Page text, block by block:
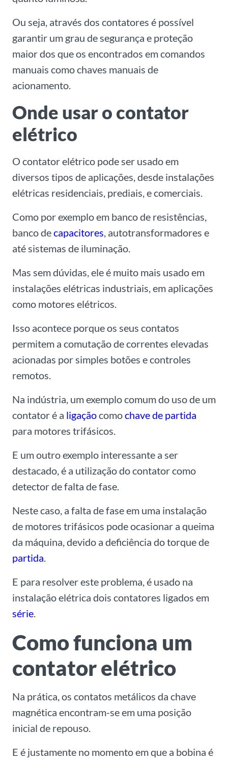
Ou seja, através dos contatores é possível
garantir um grau de segurança e proteção
maior dos que os encontrados em comandos
manuais como chaves manuais de
acionamento.
Onde usar o contator
elétrico
O contator elétrico pode ser usado em
diversos tipos de aplicações, desde instalações
elétricas residenciais, prediais, e comerciais.
Como por exemplo em banco de resistências,
banco decapacitores, autotransformadores e
até sistemas de iluminação.
Mas sem dúvidas, ele é muito mais usado em
instalações elétricas industriais, em aplicações
como motores elétricos.
Isso acontece porque os seus contatos
permitem a comutação de correntes elevadas
acionadas por simples botões e controles
remotos.
Na indústria, um exemplo comum do uso de um
contator é a ligaçãocomochave de partida
para motores trifásicos.
E um outro exemplo interessante a ser
destacado, é a utilização do contator como
detector de falta de fase.
Neste caso, a falta de fase em uma instalação
de motores trifásicos pode ocasionar a queima
da máquina, devido a deficiência do torque de
partida.
E para resolver este problema, é usado na
instalação elétrica dois contatores ligados em
série.
Como funciona um
contator elétrico
Na prática, os contatos metálicos da chave
magnética encontram-se em uma posição
inicial de repouso.
E é justamente no momento em que a bobina é